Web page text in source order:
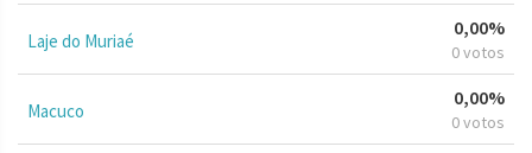
Laje do Muriaé
0,00%
0 votos
Macuco
0,00%
0 votos